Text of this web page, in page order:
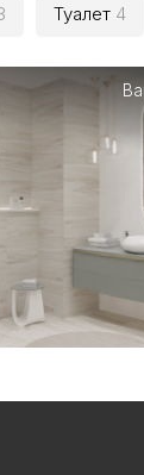
Туалет 4